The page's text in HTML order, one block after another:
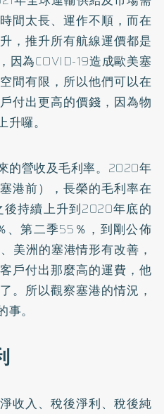
間太長、運作不順，而在
，推升所有航線運價都是
因為COVID-19造成歐美塞
間有限，所以他們可以在
付出更高的價錢，因為物
囉。
的營收及毛利率。2020年
港前），長榮的毛利率在
持續上升到2020年底的
、第二季55％，到剛公佈
美洲的塞港情形有改善，
戶付出那麼高的運費，他
。所以觀察塞港的情況，
。
收入、稅後淨利、稅後純